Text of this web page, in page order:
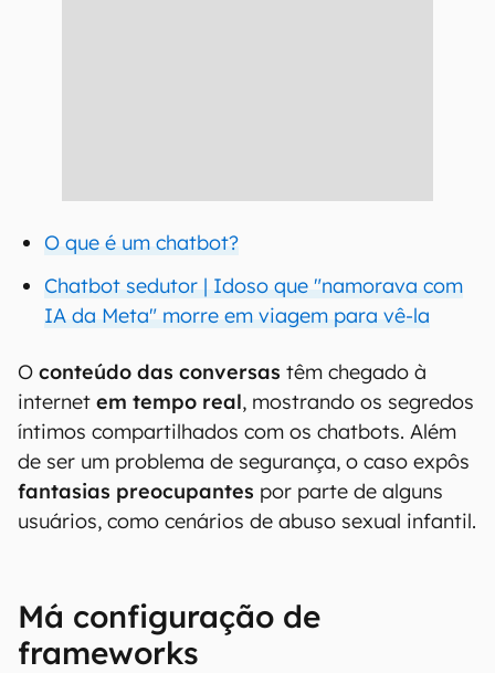
O que é um chatbot?
Chatbot sedutor | Idoso que "namorava com
IA da Meta" morre em viagem para vê-la
O conteúdo das conversas têm chegado à
internet em tempo real, mostrando os segredos
íntimos compartilhados com os chatbots. Além
de ser um problema de segurança, o caso expôs
fantasias preocupantes por parte de alguns
usuários, como cenários de abuso sexual infantil.
Má configuração de
frameworks